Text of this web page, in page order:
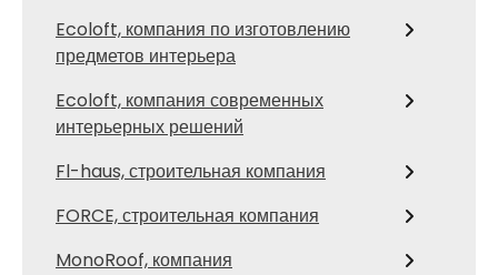
Ecoloft, компания по изготовлению
предметов интерьера
Ecoloft, компания современных
интерьерных решений
Fl-haus, строительная компания
FORCE, строительная компания
MonoRoof, компания